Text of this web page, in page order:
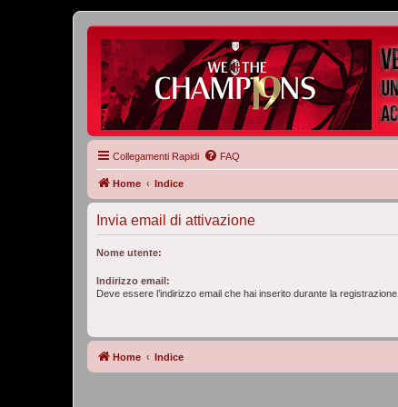
Collegamenti Rapidi FAQ
Home Indice
Invia email di attivazione
Nome utente:
Indirizzo email:
Deve essere l’indirizzo email che hai inserito durante la registrazione.
Home Indice